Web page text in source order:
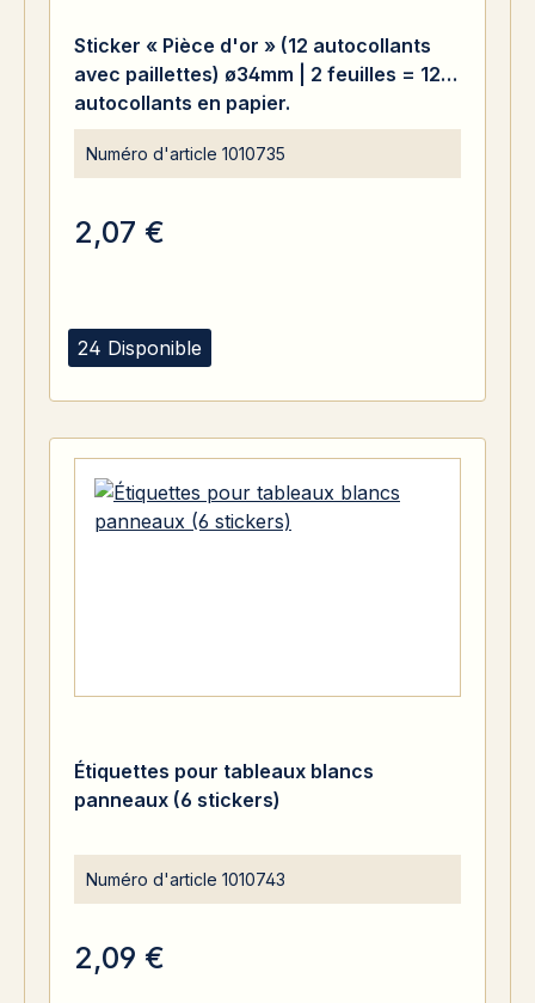
24 Disponible
Sticker « Pièce d'or » (12 autocollants
avec paillettes) ø34mm | 2 feuilles = 12
autocollants en papier.
Numéro d'article 1010735
2,07 €
Étiquettes pour tableaux blancs
panneaux (6 stickers)
Numéro d'article 1010743
2,09 €